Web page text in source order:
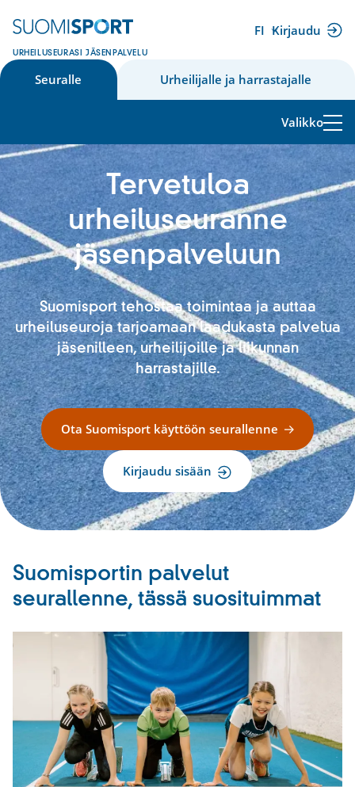
sisältöön
URHEILUSEURASI JÄSENPALVELU
FI Kirjaudu
(ulkoinen
Seuralle
Urheilijalle ja harrastajalle
Valikko
Tervetuloa
urheiluseuranne
jäsenpalveluun
Suomisport tehostaa toimintaa ja auttaa
urheiluseuroja tarjoamaan laadukasta palvelua
jäsenilleen, urheilijoille ja liikunnan
harrastajille.
Ota Suomisport käyttöön seurallenne
Kirjaudu sisään
Suomisportin palvelut
seurallenne, tässä suosituimmat